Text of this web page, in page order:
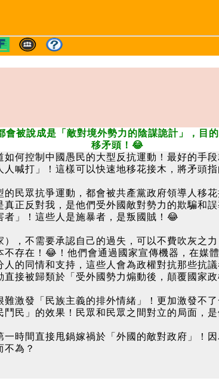
被說成是「敵對境外勢力的陰謀詭計」，目
移矛頭！😂
何控制中國愚民的大型反抗運動！最好的手
喊打」！這樣可以快速地移花接木，將矛頭指
民眾抗爭運動，都會被共產黨政府領導人移
正反對我，是他們受外國敵對勢力的欺騙和
」！這些人是施暴者，是叛國賊！😂
，不需要承認自己的過失，可以不費吹灰之
存在！😂！他們會通過國家宣傳機器，在媒
的同情和支持，這些人會為政權對抗那些抗
接被歸類於「受外國勢力煽動後，顛覆國家政
激發「民族主義的排外情緒」！更加激發不
民」的效果！民眾和民眾之間對立的局面，是
時間直接甩鍋嫁禍於「外國的敵對政府」！
不為？